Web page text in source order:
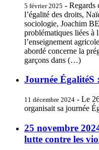
5 février 2025 - Regards
l’égalité des droits,
sociologie, Joachim
problématiques liées à
l’enseignement
abordé concerne la
garçons dans (…)
Journée ÉgalitéS
11 décembre 2024 - Le
organisait sa journée
25 novembre
lutte contre les